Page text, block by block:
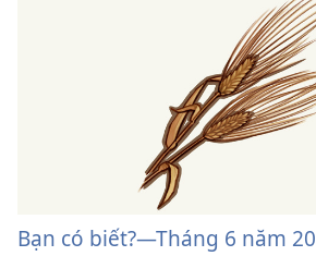
Bạn có biết?​—Tháng 6 năm